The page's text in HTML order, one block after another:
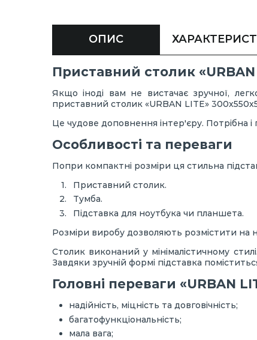
ОПИС
Приставний столик
Якщо іноді вам не вистачає зручної,
приставний столик «URBAN LITE»
Це чудове доповнення інтер'єру. Потрібна
Особливості та переваги
Попри компактні розміри ця стильна
Приставний столик.
Тумба.
Підставка для ноутбука чи планшета.
Розміри виробу дозволяють розмістити на
Столик виконаний у мінімалістичному
Завдяки зручній формі підставка
Головні переваги «URBAN
надійність, міцність та довговічність;
багатофункціональність;
мала вага;